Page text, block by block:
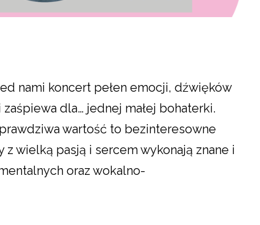
nami koncert pełen emocji, dźwięków
dla… jednej małej bohaterki.
wartość to bezinteresowne
wielką pasją i sercem wykonają znane i
oraz wokalno-